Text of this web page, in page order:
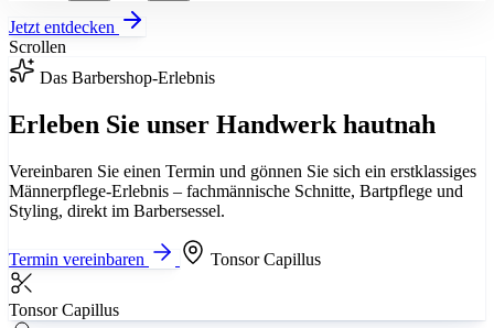
Jetzt entdecken
Scrollen
Das Barbershop-Erlebnis
Erleben Sie unser Handwerk hautnah
Vereinbaren Sie einen Termin und gönnen Sie sich ein erstklassiges
Männerpflege-Erlebnis – fachmännische Schnitte, Bartpflege und
Styling, direkt im Barbersessel.
Termin vereinbaren Tonsor Capillus
Tonsor Capillus